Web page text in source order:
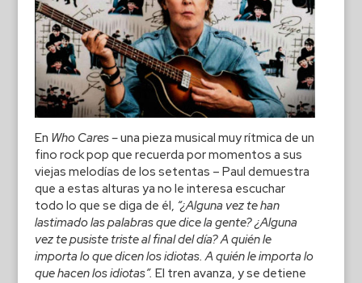
En Who Cares –una pieza musical muy rítmica de un
fino rock pop que recuerda por momentos a sus
viejas melodías de los setentas – Paul demuestra
que a estas alturas ya no le interesa escuchar
todo lo que se diga de él, “¿Alguna vez te han
lastimado las palabras que dice la gente? ¿Alguna
vez te pusiste triste al final del día? A quién le
importa lo que dicen los idiotas. A quién le importa lo
que hacen los idiotas”. El tren avanza, y se detiene